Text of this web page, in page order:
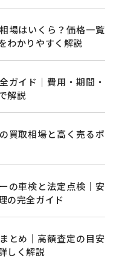
場はいくら？価格一覧
わかりやすく解説
ガイド｜費用・期間・
解説
買取相場と高く売るポ
の車検と法定点検｜安
の完全ガイド
とめ｜高額査定の目安
しく解説